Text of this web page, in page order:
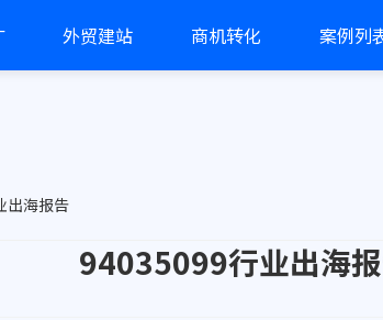
外贸建站 商机转化 案例列
出海报告
94035099行业出海